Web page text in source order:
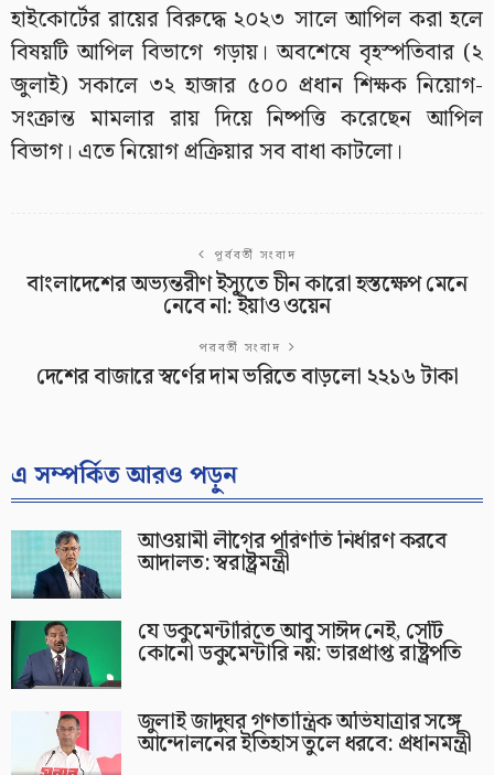
হাইকোর্টের রায়ের বিরুদ্ধে ২০২৩ সালে আপিল করা হলে
বিষয়টি আপিল বিভাগে গড়ায়। অবশেষে বৃহস্পতিবার (২
জুলাই) সকালে ৩২ হাজার ৫০০ প্রধান শিক্ষক নিয়োগ-
সংক্রান্ত মামলার রায় দিয়ে নিষ্পত্তি করেছেন আপিল
বিভাগ। এতে নিয়োগ প্রক্রিয়ার সব বাধা কাটলো।
পূর্ববর্তী সংবাদ
বাংলাদেশের অভ‍্যন্তরীণ ইস্যুতে চীন কারো হস্তক্ষেপ মেনে
নেবে না: ইয়াও ওয়েন
পরবর্তী সংবাদ
দেশের বাজারে স্বর্ণের দাম ভরিতে বাড়লো ২২১৬ টাকা
এ সম্পর্কিত আরও পড়ুন
আওয়ামী লীগের পরিণতি নির্ধারণ করবে
আদালত: স্বরাষ্ট্রমন্ত্রী
যে ডকুমেন্টারিতে আবু সাঈদ নেই, সেটি
কোনো ডকুমেন্টারি নয়: ভারপ্রাপ্ত রাষ্ট্রপতি
জুলাই জাদুঘর গণতান্ত্রিক অভিযাত্রার সঙ্গে
আন্দোলনের ইতিহাস তুলে ধরবে: প্রধানমন্ত্রী